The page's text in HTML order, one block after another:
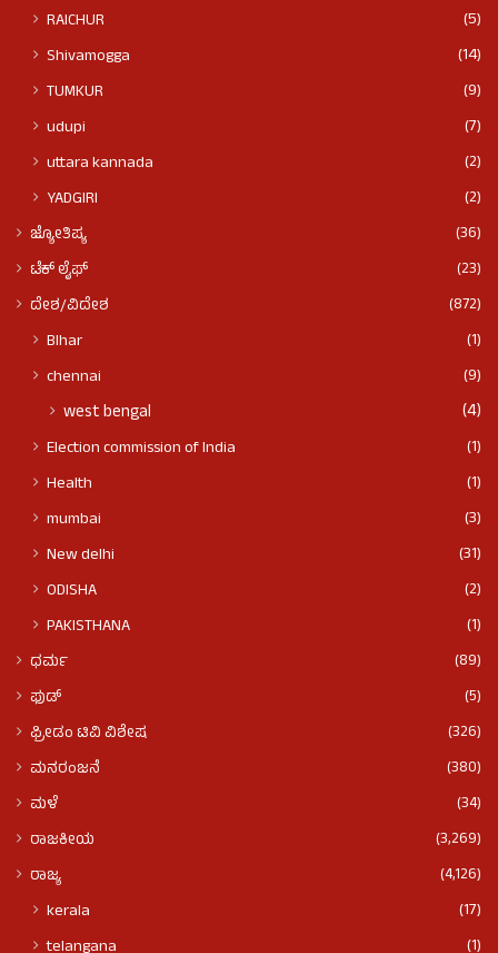
RAICHUR
(5)
Shivamogga
(14)
TUMKUR
(9)
udupi
(7)
uttara kannada
(2)
YADGIRI
(2)
ಜ್ಯೋತಿಷ್ಯ
(36)
ಟೆಕ್ ಲೈಫ್
(23)
ದೇಶ/ವಿದೇಶ
(872)
BIhar
(1)
chennai
(9)
west bengal (4)
Election commission of India
(1)
Health
(1)
mumbai
(3)
New delhi
(31)
ODISHA
(2)
PAKISTHANA
(1)
ಧರ್ಮ
(89)
ಫುಡ್​​
(5)
ಫ್ರೀಡಂ ಟಿವಿ ವಿಶೇಷ
(326)
ಮನರಂಜನೆ
(380)
ಮಳೆ
(34)
ರಾಜಕೀಯ
(3,269)
ರಾಜ್ಯ
(4,126)
kerala
(17)
telangana
(1)